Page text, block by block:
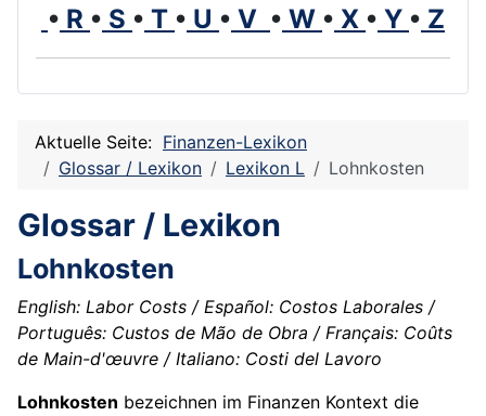
• R • S • T • U • V • W • X • Y • Z
Aktuelle Seite: Finanzen-Lexikon
Glossar / Lexikon
Lexikon L Lohnkosten
Glossar / Lexikon
Lohnkosten
English: Labor Costs / Español: Costos Laborales /
Português: Custos de Mão de Obra / Français: Coûts
de Main-d'œuvre / Italiano: Costi del Lavoro
Lohnkosten bezeichnen im Finanzen Kontext die